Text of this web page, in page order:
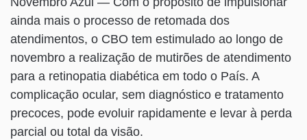
ainda mais o processo de retomada dos
atendimentos, o CBO tem estimulado ao longo de
novembro a realização de mutirões de atendimento
para a retinopatia diabética em todo o País. A
complicação ocular, sem diagnóstico e tratamento
precoces, pode evoluir rapidamente e levar à perda
parcial ou total da visão.